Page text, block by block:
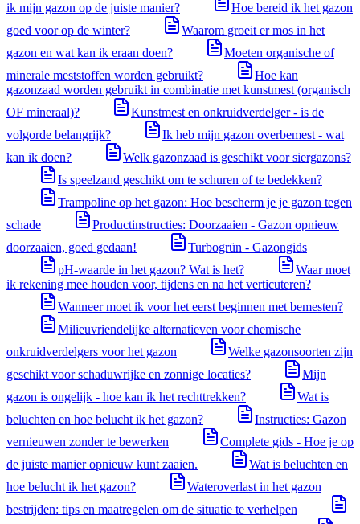
ik mijn gazon op de juiste manier?
Hoe bereid ik het gazon
goed voor op de winter?
Waarom groeit er mos in het
gazon en wat kan ik eraan doen?
Moeten organische of
minerale meststoffen worden gebruikt?
Hoe kan
gazonzaad worden gebruikt in combinatie met kunstmest (organisch
OF mineraal)?
Kunstmest en onkruidverdelger - is de
volgorde belangrijk?
Ik heb mijn gazon overbemest - wat
kan ik doen?
Welk gazonzaad is geschikt voor siergazons?
Is speelzand geschikt om te schuren of te bedekken?
Trampoline op het gazon: Hoe bescherm je je gazon tegen
schade
Productinstructies: Doorzaaien - Gazon opnieuw
doorzaaien, goed gedaan!
Turbogrün - Gazongids
pH-waarde in het gazon? Wat is het?
Waar moet
ik rekening mee houden voor, tijdens en na het verticuteren?
Wanneer moet ik voor het eerst beginnen met bemesten?
Milieuvriendelijke alternatieven voor chemische
onkruidverdelgers voor het gazon
Welke gazonsoorten zijn
geschikt voor schaduwrijke en zonnige locaties?
Mijn
gazon is ongelijk - hoe kan ik het rechttrekken?
Wat is
beluchten en hoe belucht ik het gazon?
Instructies: Gazon
vernieuwen zonder te bewerken
Complete gids - Hoe je op
de juiste manier opnieuw kunt zaaien.
Wat is beluchten en
hoe belucht ik het gazon?
Wateroverlast in het gazon
bestrijden: tips en maatregelen om de situatie te verhelpen